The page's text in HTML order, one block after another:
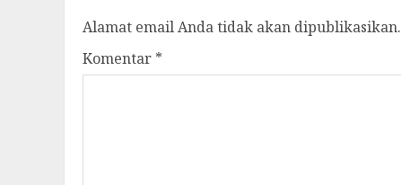
Alamat email Anda tidak akan dipublikasikan.
Komentar *